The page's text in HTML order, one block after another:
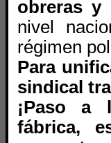
obreras y
nivel
régimen
Para
sindical
¡Paso a
fábrica,